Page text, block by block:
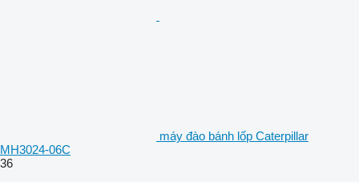
máy đào bánh lốp Caterpillar
MH3024-06C
36